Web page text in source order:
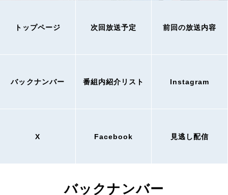
トップページ 次回放送予定 前回の放送内容
バックナンバー 番組内紹介リスト Instagram
X Facebook 見逃し配信
バックナンバー